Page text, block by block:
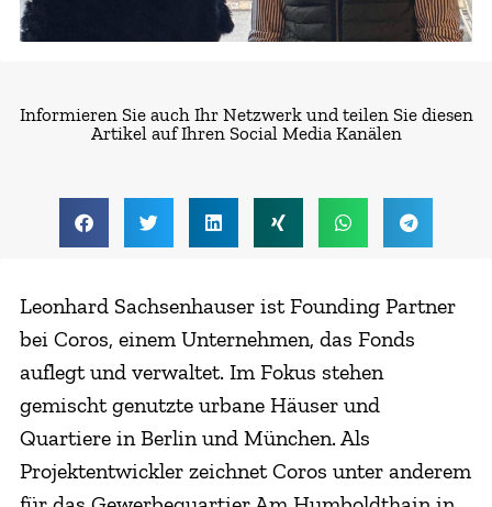
Informieren Sie auch Ihr Netzwerk und teilen Sie diesen
Artikel auf Ihren Social Media Kanälen
Leonhard Sachsenhauser ist Founding Partner
bei Coros, einem Unternehmen, das Fonds
auflegt und verwaltet. Im Fokus stehen
gemischt genutzte urbane Häuser und
Quartiere in Berlin und München. Als
Projektentwickler zeichnet Coros unter anderem